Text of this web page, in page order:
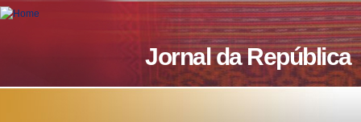
Skip to main content
Jornal da República